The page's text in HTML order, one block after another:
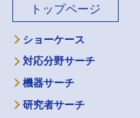
トップページ
ショーケース
対応分野サーチ
機器サーチ
研究者サーチ